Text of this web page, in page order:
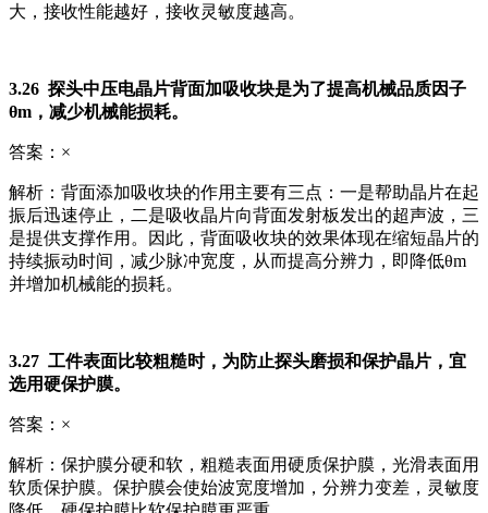
大，接收性能越好，接收灵敏度越高。
3.26 探头中压电晶片背面加吸收块是为了提高机械品质因子
θm，减少机械能损耗。
答案：×
解析：背面添加吸收块的作用主要有三点：一是帮助晶片在起
振后迅速停止，二是吸收晶片向背面发射板发出的超声波，三
是提供支撑作用。因此，背面吸收块的效果体现在缩短晶片的
持续振动时间，减少脉冲宽度，从而提高分辨力，即降低θm
并增加机械能的损耗。
3.27 工件表面比较粗糙时，为防止探头磨损和保护晶片，宜
选用硬保护膜。
答案：×
解析：保护膜分硬和软，粗糙表面用硬质保护膜，光滑表面用
软质保护膜。保护膜会使始波宽度增加，分辨力变差，灵敏度